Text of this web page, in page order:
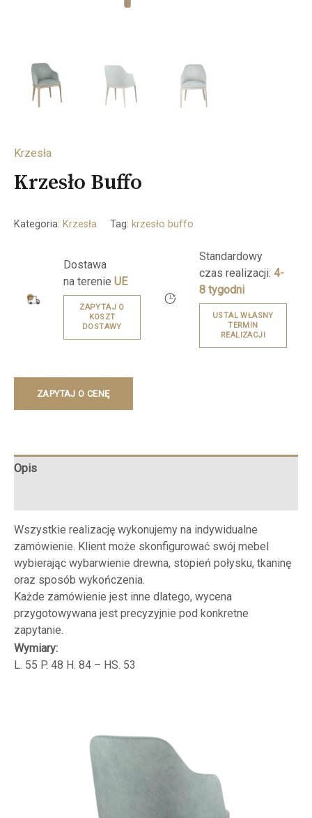
Krzesła
Krzesło Buffo
Kategoria: Krzesła Tag: krzesło buffo
Dostawa
na terenie UE
ZAPYTAJ O
KOSZT
DOSTAWY
Standardowy
czas realizacji: 4-
8 tygodni
USTAL WŁASNY
TERMIN
REALIZACJI
ZAPYTAJ O CENĘ
Opis
Wszystkie realizację wykonujemy na indywidualne
zamówienie. Klient może skonfigurować swój mebel
wybierając wybarwienie drewna, stopień połysku, tkaninę
oraz sposób wykończenia.
Każde zamówienie jest inne dlatego, wycena
przygotowywana jest precyzyjnie pod konkretne
zapytanie.
Wymiary:
L. 55 P. 48 H. 84 – HS. 53